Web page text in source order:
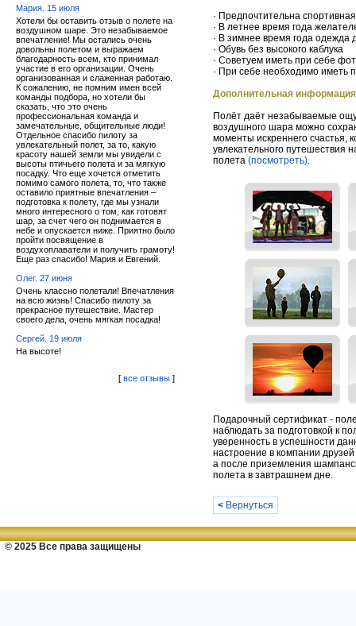
Мария. 15 июля
Хотели бы оставить отзыв о полете на
воздушном шаре. Это незабываемое
впечатление! Мы остались очень
довольны полетом и выражаем
благодарность всем, кто принимал
участие в его организации. Очень
организованная и слаженная работаю.
К сожалению, не помним имен всей
команды подбора, но хотели бы
сказать, что это очень
профессиональная команда и
замечательные, общительные люди!
Отдельное спасибо пилоту за
увлекательный полет, за то, какую
красоту нашей земли мы увидели с
высоты птичьего полета и за мягкую
посадку. Что еще хочется отметить
помимо самого полета, то, что также
оставило приятные впечатления –
подготовка к полету, где мы узнали
много интересного о том, как готовят
шар, за счет чего он поднимается в
небе и опускается ниже. Приятно было
пройти посвящение в
воздухоплаватели и получить грамоту!
Еще раз спасибо! Мария и Евгений.
Олег. 27 июня
Очень классно полетали! Впечатления
на всю жизнь! Спасибо пилоту за
прекрасное путешествие. Мастер
своего дела, очень мягкая посадка!
Сергей. 19 июля
На высоте!
[ все отзывы ]
· Предпочтительна
· В летнее время года
· В зимнее время года одежда
· Обувь без высокого каблука
· Советуем иметь при себе
· При себе необходимо иметь
Дополнительная информация
Полёт даёт незабываемые
воздушного шара можно
моменты искреннего счастья,
увлекательного путешествия
полета (посмотреть).
Подарочный сертификат -
наблюдать за подготовкой к
уверенность в успешности
настроение в компании
а после приземления
полета в завтрашнем дне.
< Вернуться
© 2025 Все права защищены